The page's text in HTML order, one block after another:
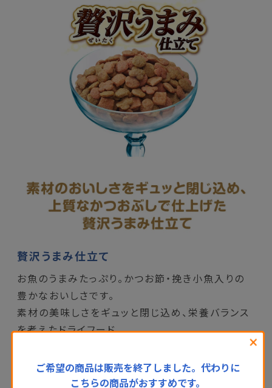
贅沢うまみ仕立て
お魚のうまみたっぷり。かつお節・挽き小魚入りの
豊かなおいしさです。
素材の美味しさをギュッと閉じ込め、栄養バランス
を考えたドライフード。
閉
ご希望の商品は販売を終了しました。代わりに
こちらの商品がおすすめです。